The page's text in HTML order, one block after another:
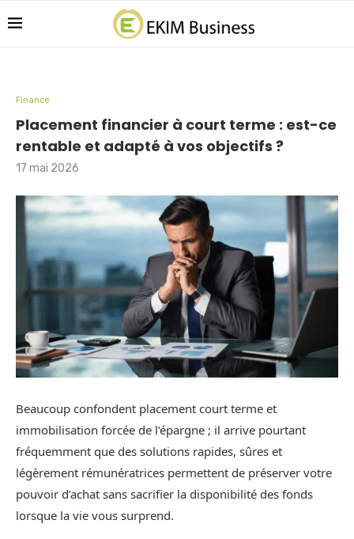
Finance
Placement financier à court terme : est-ce
rentable et adapté à vos objectifs ?
17 mai 2026
Beaucoup confondent placement court terme et
immobilisation forcée de l’épargne ; il arrive pourtant
fréquemment que des solutions rapides, sûres et
légèrement rémunératrices permettent de préserver votre
pouvoir d’achat sans sacrifier la disponibilité des fonds
lorsque la vie vous surprend.